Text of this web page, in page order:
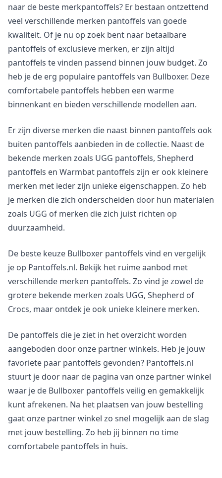
naar de beste merkpantoffels? Er bestaan ontzettend
veel verschillende merken pantoffels van goede
kwaliteit. Of je nu op zoek bent naar betaalbare
pantoffels of exclusieve merken, er zijn altijd
pantoffels te vinden passend binnen jouw budget. Zo
heb je de erg populaire pantoffels van Bullboxer. Deze
comfortabele pantoffels hebben een warme
binnenkant en bieden verschillende modellen aan.
Er zijn diverse merken die naast binnen pantoffels ook
buiten pantoffels aanbieden in de collectie. Naast de
bekende merken zoals UGG pantoffels, Shepherd
pantoffels en Warmbat pantoffels zijn er ook kleinere
merken met ieder zijn unieke eigenschappen. Zo heb
je merken die zich onderscheiden door hun materialen
zoals UGG of merken die zich juist richten op
duurzaamheid.
De beste keuze Bullboxer pantoffels vind en vergelijk
je op Pantoffels.nl. Bekijk het ruime aanbod met
verschillende merken pantoffels. Zo vind je zowel de
grotere bekende merken zoals UGG, Shepherd of
Crocs, maar ontdek je ook unieke kleinere merken.
De pantoffels die je ziet in het overzicht worden
aangeboden door onze partner winkels. Heb je jouw
favoriete paar pantoffels gevonden? Pantoffels.nl
stuurt je door naar de pagina van onze partner winkel
waar je de Bullboxer pantoffels veilig en gemakkelijk
kunt afrekenen. Na het plaatsen van jouw bestelling
gaat onze partner winkel zo snel mogelijk aan de slag
met jouw bestelling. Zo heb jij binnen no time
comfortabele pantoffels in huis.